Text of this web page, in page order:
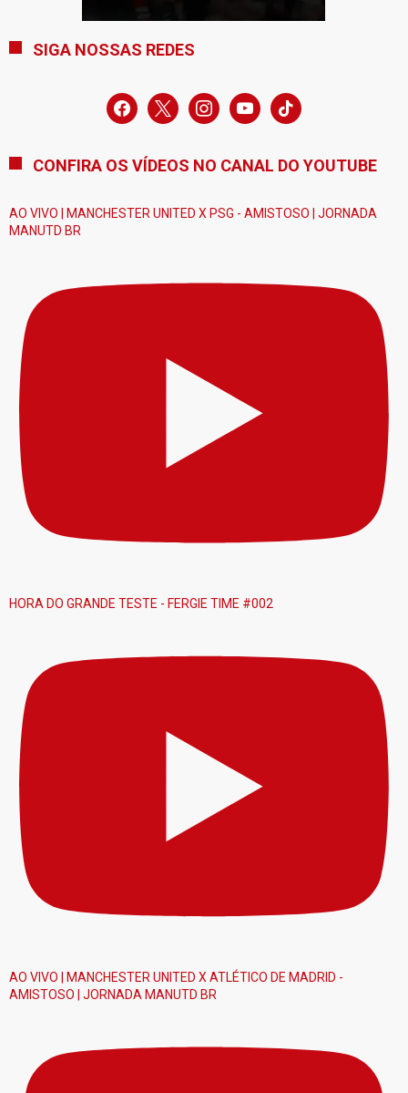
SIGA NOSSAS REDES
facebook
x instagramyoutubetiktok
CONFIRA OS VÍDEOS NO CANAL DO YOUTUBE
AO VIVO | MANCHESTER UNITED X PSG - AMISTOSO | JORNADA
MANUTD BR
HORA DO GRANDE TESTE - FERGIE TIME #002
AO VIVO | MANCHESTER UNITED X ATLÉTICO DE MADRID -
AMISTOSO | JORNADA MANUTD BR